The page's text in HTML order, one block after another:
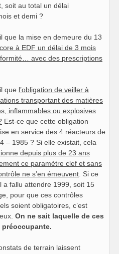
soit au total un délai
et demi ?
que la mise en demeure du 13
à EDF un délai de 3 mois
avec des prescriptions
que l’obligation de veiller à
transportant des matières
inflammables ou explosives
Est-ce que cette obligation
en service des 4 réacteurs de
– 1985 ? Si elle existait, cela
depuis plus de 23 ans
ce paramètre clef et sans
ne s’en émeuvent . Si ce
a fallu attendre 1999, soit 15
pour que ces contrôles
soient obligatoires, c’est
On ne sait laquelle de ces
de terrain laissent